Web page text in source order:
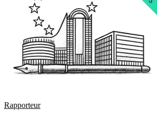
Rapporteur